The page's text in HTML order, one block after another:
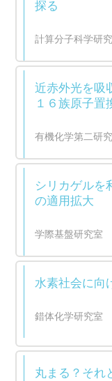
探る
計算分子科学研
近赤外光を吸
１６族原子置
有機化学第二研
シリカゲルを
の適用拡大
学際基盤研究室
水素社会に向
錯体化学研究室
丸まる？そ